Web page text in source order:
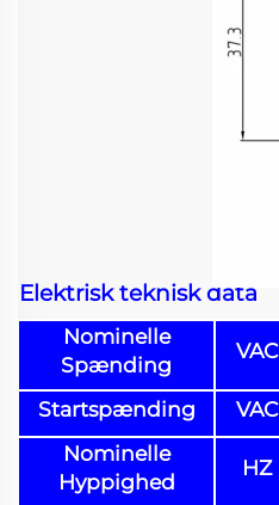
Elektrisk teknisk data
Nominelle
Spænding
VAC
Startspænding VAC
Nominelle
Hyppighed
HZ